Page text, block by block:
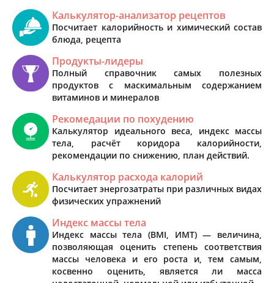
Калькулятор-анализатор рецептов
Посчитает калорийность и химический состав
блюда, рецепта
Продукты-лидеры
Полный справочник самых полезных
продуктов с маскимальным содержанием
витаминов и минералов
Рекомедации по похудению
Калькулятор идеального веса, индекс массы
тела, расчёт коридора калорийности,
рекомендации по снижению, план действий.
Калькулятор расхода калорий
Посчитает энергозатраты при различных видах
физических упражнений
Индекс массы тела
Индекс массы тела (BMI, ИМТ) — величина,
позволяющая оценить степень соответствия
массы человека и его роста и, тем самым,
косвенно оценить, является ли масса